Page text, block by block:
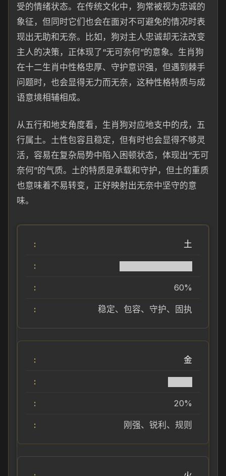
受的情绪状态。在传统文化中，狗常被视为忠诚的
象征，但同时它们也会在面对不可避免的情况时表
现出无助和无奈。比如，狗对主人忠诚却无法改变
主人的决策，正体现了“无可奈何”的意象。生肖狗
在十二生肖中性格忠厚、守护意识强，但遇到棘手
问题时，也会显得无力而无奈，这种性格特质与成
语意境相辅相成。
从五行和地支角度看，生肖狗对应地支中的戌，五
行属土。土性包容且稳定，但有时也会显得不够灵
活，容易在复杂局势中陷入困顿状态，体现出“无可
奈何”的气质。土的特质是承载和守护，但土的重质
也意味着不易转变，正好映射出无奈中坚守的意
味。
土
60%
稳定、包容、守护、固执
金
20%
刚强、锐利、规则